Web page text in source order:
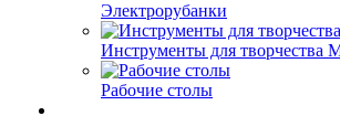
Электрорубанки
Инструменты для творчества
Рабочие столы